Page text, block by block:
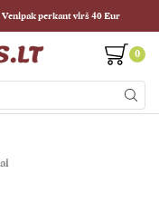
perkant virš 40 Eur
0